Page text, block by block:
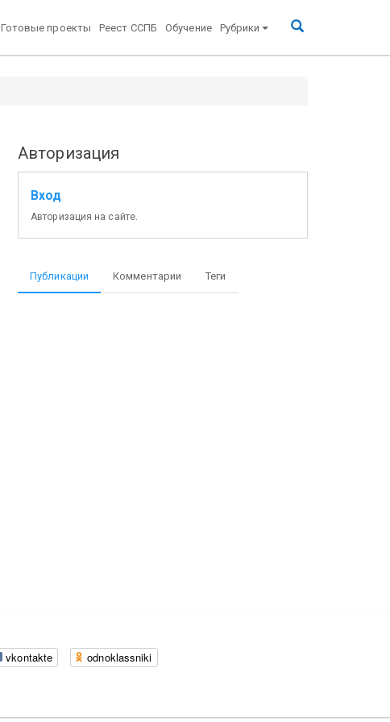
Готовые проекты Реест ССПБ Обучение Рубрики
Авторизация
Вход
Авторизация на сайте.
Публикации Комментарии Теги
vkontakte odnoklassniki